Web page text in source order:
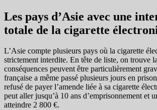
Les pays d’Asie avec une
totale de la cigarette
L’Asie compte plusieurs pays où la cigarette
strictement interdite. En tête de liste, on trouve
conséquences peuvent être particulièrement
française a même passé plusieurs jours en
refusé de payer l’amende liée à sa cigarette
peut aller jusqu’à 10 ans d’emprisonnement et
atteindre 2 800 €.